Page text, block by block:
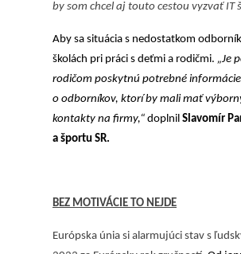
by som chcel aj touto cestou vyzvať IT
Aby sa situácia s nedostatkom
školách pri práci s deťmi a rodičmi. „Je
rodičom poskytnú potrebné
o odborníkov, ktorí by mali mať
kontakty na firmy,“ doplnil Slavomír
a športu SR.
BEZ MOTIVÁCIE TO NEJDE
Európska únia si alarmujúci stav s